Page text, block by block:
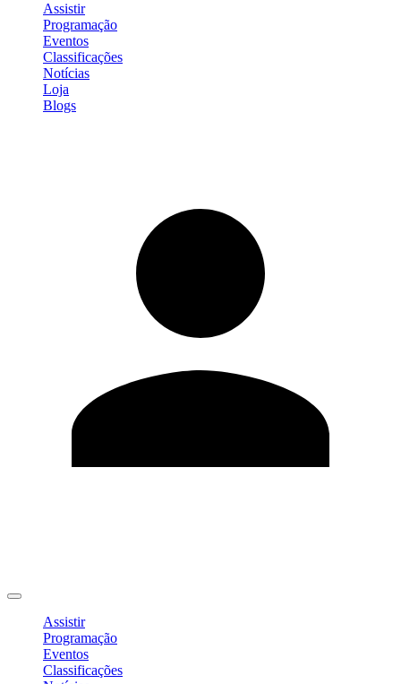
Assistir
Programação
Eventos
Classificações
Notícias
Loja
Blogs
Assistir
Programação
Eventos
Classificações